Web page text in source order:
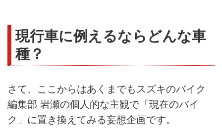
現行車に例えるならどんな車
種？
さて、ここからはあくまでもスズキのバイク
編集部 岩瀬の個人的な主観で「現在のバイ
ク」に置き換えてみる妄想企画です。